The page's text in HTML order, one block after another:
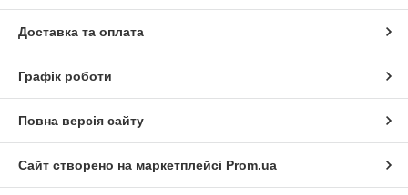
Доставка та оплата
Графік роботи
Повна версія сайту
Сайт створено на маркетплейсі Prom.ua